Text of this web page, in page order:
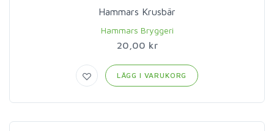
Hammars Krusbär
Hammars Bryggeri
20,00 kr
LÄGG I VARUKORG